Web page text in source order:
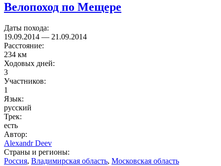
Велопоход по Мещере
Даты похода:
19.09.2014 — 21.09.2014
Расстояние:
234 км
Ходовых дней:
3
Участников:
1
Язык:
русский
Трек:
есть
Автор:
Alexandr Deev
Страны и регионы:
Россия, Владимирская область, Московская область